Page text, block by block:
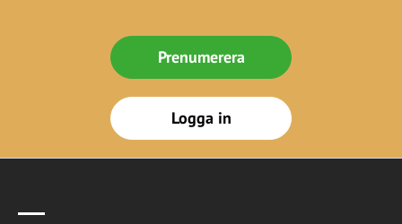
Prenumerera
Logga in